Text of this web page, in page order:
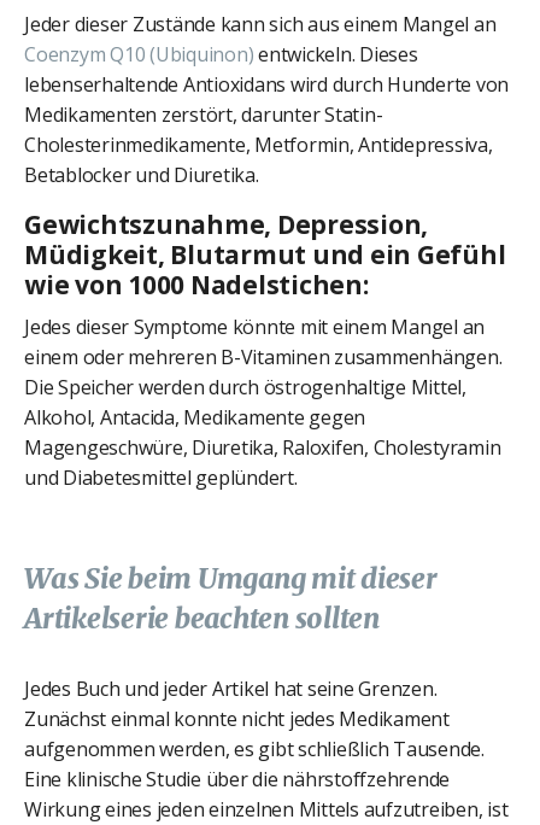
Jeder dieser Zustände kann sich aus einem Mangel an
CoenzymQ10 (Ubiquinon)entwickeln. Dieses
lebenserhaltende Antioxidans wird durch Hunderte von
Medikamenten zerstört, darunter Statin-
Cholesterinmedikamente, Metformin, Antidepressiva,
Betablocker und Diuretika.
Gewichtszunahme, Depression,
Müdigkeit, Blutarmut und ein Gefühl
wie von 1000 Nadelstichen:
Jedes dieser Symptome könnte mit einem Mangel an
einem oder mehreren B-Vitaminen zusammenhängen.
Die Speicher werden durch östrogenhaltige Mittel,
Alkohol, Antacida, Medikamente gegen
Magengeschwüre, Diuretika, Raloxifen, Cholestyramin
und Diabetesmittel geplündert.
Was Sie beim Umgang mit dieser
Artikelserie beachten sollten
Jedes Buch und jeder Artikel hat seine Grenzen.
Zunächst einmal konnte nicht jedes Medikament
aufgenommen werden, es gibt schließlich Tausende.
Eine klinische Studie über die nährstoffzehrende
Wirkung eines jeden einzelnen Mittels aufzutreiben, ist